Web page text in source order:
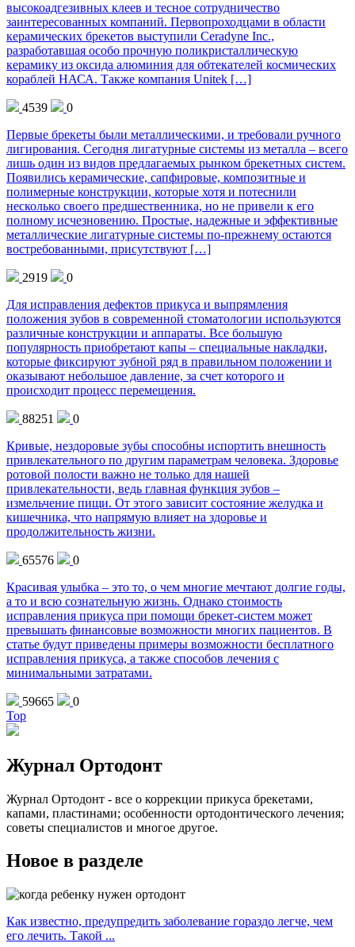
высокоадгезивных клеев и тесное сотрудничество
заинтересованных компаний. Первопроходцами в области
керамических брекетов выступили Ceradyne Inc.,
разработавшая особо прочную поликристаллическую
керамику из оксида алюминия для обтекателей космических
кораблей НАСА. Также компания Unitek […]
4539
0
Первые брекеты были металлическими, и требовали ручного
лигирования. Сегодня лигатурные системы из металла – всего
лишь один из видов предлагаемых рынком брекетных систем.
Появились керамические, сапфировые, композитные и
полимерные конструкции, которые хотя и потеснили
несколько своего предшественника, но не привели к его
полному исчезновению. Простые, надежные и эффективные
металлические лигатурные системы по-прежнему остаются
востребованными, присутствуют […]
2919
0
Для исправления дефектов прикуса и выпрямления
положения зубов в современной стоматологии используются
различные конструкции и аппараты. Все большую
популярность приобретают капы – специальные накладки,
которые фиксируют зубной ряд в правильном положении и
оказывают небольшое давление, за счет которого и
происходит процесс перемещения.
88251
0
Кривые, нездоровые зубы способны испортить внешность
привлекательного по другим параметрам человека. Здоровье
ротовой полости важно не только для нашей
привлекательности, ведь главная функция зубов –
измельчение пищи. От этого зависит состояние желудка и
кишечника, что напрямую влияет на здоровье и
продолжительность жизни.
65576
0
Красивая улыбка – это то, о чем многие мечтают долгие годы,
а то и всю сознательную жизнь. Однако стоимость
исправления прикуса при помощи брекет-систем может
превышать финансовые возможности многих пациентов. В
статье будут приведены примеры возможности бесплатного
исправления прикуса, а также способов лечения с
минимальными затратами.
59665
0
Top
Журнал Ортодонт
Журнал Ортодонт - все о коррекции прикуса брекетами,
капами, пластинами; особенности ортодонтического лечения;
советы специалистов и многое другое.
Новое в разделе
Как известно, предупредить заболевание гораздо легче, чем
его лечить. Такой ...